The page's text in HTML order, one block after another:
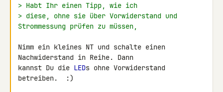
> Habt Ihr einen Tipp, wie ich
> diese, ohne sie über Vorwiderstand und
Strommessung prüfen zu müssen,
Nimm ein kleines NT und schalte einen
Nachwiderstand in Reihe. Dann
kannst Du die LEDs ohne Vorwiderstand
betreiben.  :)